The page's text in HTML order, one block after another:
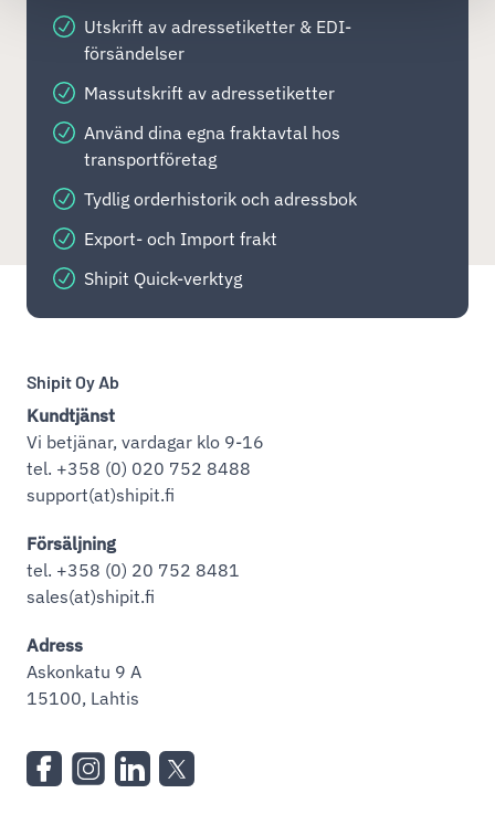
Utskrift av adressetiketter & EDI-
försändelser
Massutskrift av adressetiketter
Använd dina egna fraktavtal hos
transportföretag
Tydlig orderhistorik och adressbok
Export- och Import frakt
Shipit Quick-verktyg
Shipit Oy Ab
Kundtjänst
Vi betjänar, vardagar klo 9-16
tel. +358 (0) 020 752 8488
support(at)shipit.fi
Försäljning
tel. +358 (0) 20 752 8481
sales(at)shipit.fi
Adress
Askonkatu 9 A
15100, Lahtis